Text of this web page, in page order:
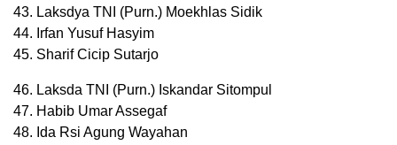
43. Laksdya TNI (Purn.) Moekhlas Sidik
44. Irfan Yusuf Hasyim
45. Sharif Cicip Sutarjo
46. Laksda TNI (Purn.) Iskandar Sitompul
47. Habib Umar Assegaf
48. Ida Rsi Agung Wayahan